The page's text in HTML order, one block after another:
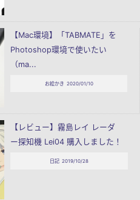
【Mac環境】「TABMATE」を
Photoshop環境で使いたい
（ma...
お絵かき 2020/01/10
【レビュー】霧島レイ レーダ
ー探知機 Lei04 購入しました！
日記 2019/10/28